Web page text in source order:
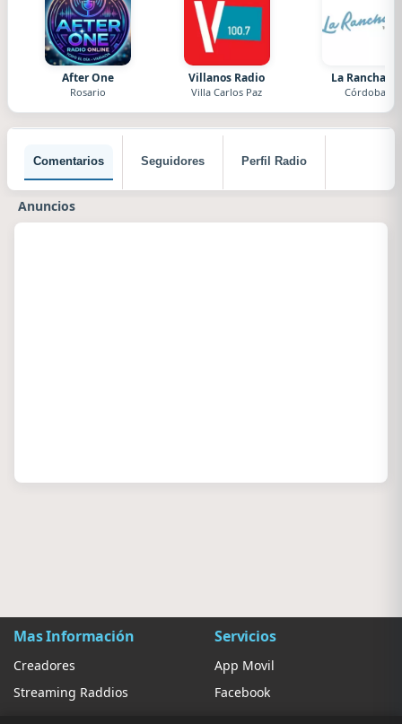
After One
Rosario
Villanos Radio
Villa Carlos Paz
La Ranchada
Córdoba
Comentarios Seguidores Perfil Radio
Anuncios
Mas Información
Creadores
Streaming Raddios
Servicios
App Movil
Facebook